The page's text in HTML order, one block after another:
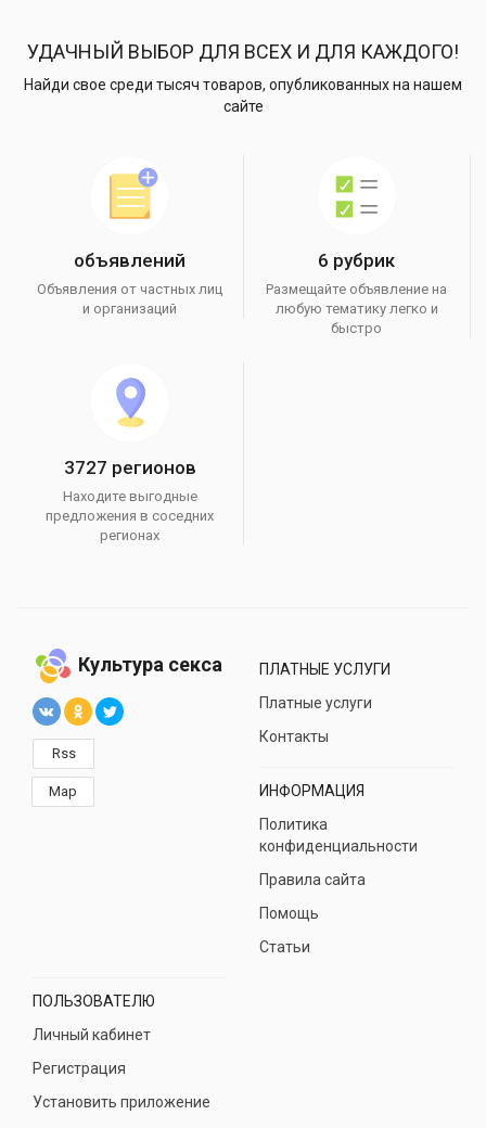
УДАЧНЫЙ ВЫБОР ДЛЯ ВСЕХ И ДЛЯ КАЖДОГО!
Найди свое среди тысяч товаров, опубликованных на нашем
сайте
объявлений
Объявления от частных лиц
и организаций
6 рубрик
Размещайте объявление на
любую тематику легко и
быстро
3727 регионов
Находите выгодные
предложения в соседних
регионах
Культура секса
Rss
Map
ПЛАТНЫЕ УСЛУГИ
Платные услуги
Контакты
ИНФОРМАЦИЯ
Политика
конфиденциальности
Правила сайта
Помощь
Статьи
ПОЛЬЗОВАТЕЛЮ
Личный кабинет
Регистрация
Установить приложение